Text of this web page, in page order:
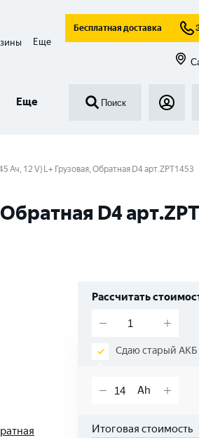
Еще
Бесплатная доставка
Еще Поиск
Ач, 12 V) L+ Грузовая, Обратная D4 арт.ZPT1453
D4
Рассчитать
Сдаю старый АКБ
Итоговая стоимость